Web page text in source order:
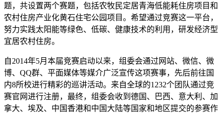
题，共设置两个赛题，包括农牧民定居青海低能耗住房项目和
农村住房产业化黄石住宅公园项目。希望通过竞赛这一平台，
努力实践太阳能等绿色、低碳、健康技术的利用，研发经济型
宜居农村住房。
自2014年5月本届竞赛启动以来，组委会通过网站、微信、微
博、QQ群、平面媒体等媒介广泛宣传这项赛事，先后前往国
内8所校进行精彩的巡讲活动。来自全球的1232个团队通过竞
赛官网进行注册，最终，组委会收到德国、巴西、意大利、加
拿大、埃及、中国香港和中国大陆等国家和地区提交的参赛作